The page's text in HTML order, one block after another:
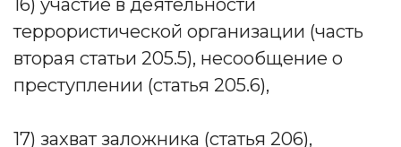
террористической организации (часть
вторая статьи 205.5), несообщение о
преступлении (статья 205.6),
17) захват заложника (статья 206),